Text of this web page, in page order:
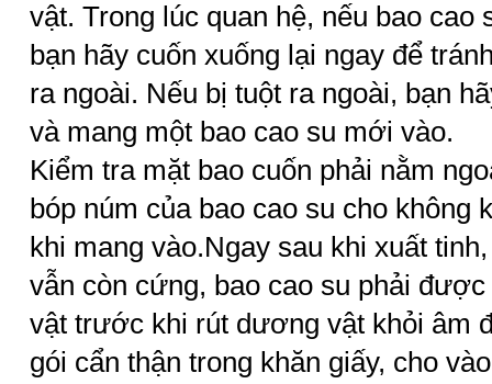
vật. Trong lúc quan hệ, nếu bao cao
bạn hãy cuốn xuống lại ngay để
ra ngoài. Nếu bị tuột ra ngoài, bạn
và mang một bao cao su mới vào.
Kiểm tra mặt bao cuốn phải nằm
bóp núm của bao cao su cho không
khi mang vào.Ngay sau khi xuất
vẫn còn cứng, bao cao su phải
vật trước khi rút dương vật khỏi âm
gói cẩn thận trong khăn giấy, cho